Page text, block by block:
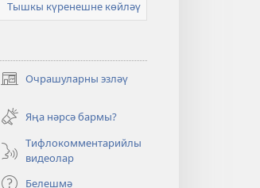
Тышкы күренешне көйләү
Очрашуларны эзләү
яңа
ачылаЯңа нәрсә бармы?
Тифлокомментарийлы
видеолар
Белешмә